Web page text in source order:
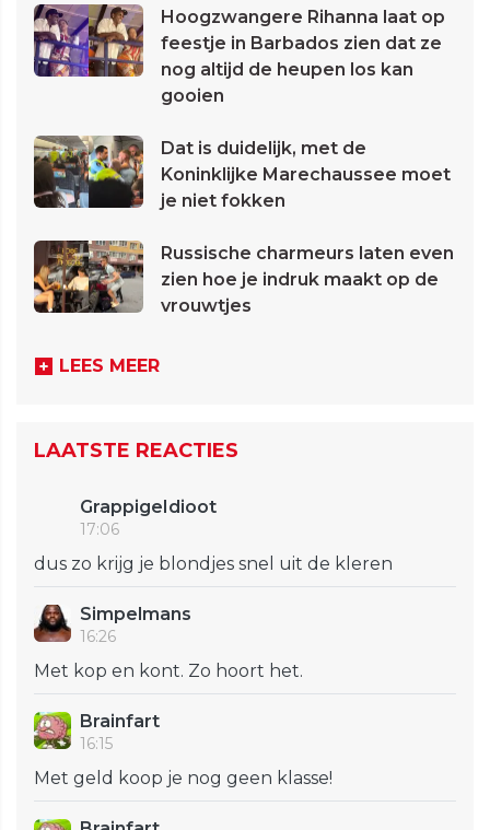
Hoogzwangere Rihanna laat op
feestje in Barbados zien dat ze
nog altijd de heupen los kan
gooien
Dat is duidelijk, met de
Koninklijke Marechaussee moet
je niet fokken
Russische charmeurs laten even
zien hoe je indruk maakt op de
vrouwtjes
LEES MEER
LAATSTE REACTIES
GrappigeIdioot
17:06
dus zo krijg je blondjes snel uit de kleren
Simpelmans
16:26
Met kop en kont. Zo hoort het.
Brainfart
16:15
Met geld koop je nog geen klasse!